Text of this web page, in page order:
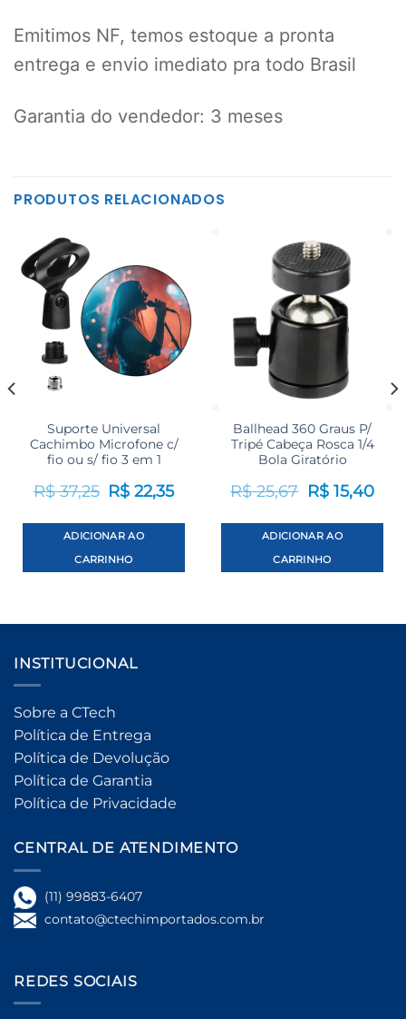
Emitimos NF, temos estoque a pronta
entrega e envio imediato pra todo Brasil
Garantia do vendedor: 3 meses
PRODUTOS RELACIONADOS
Suporte Universal
Cachimbo Microfone c/
fio ou s/ fio 3 em 1
R$37,25
O
preço
era:
R$ 37,25.
R$ 22,35O
preço
é:
ADICIONAR AO
CARRINHO
Ballhead 360 Graus P/
Tripé Cabeça Rosca 1/4
Bola Giratório
R$25,67
O
preço
era:
R$ 25,67.
R$15,40O
é:
ADICIONAR AO
CARRINHO
INSTITUCIONAL
Sobre a CTech
Política de Entrega
Política de Devolução
Política de Garantia
Política de Privacidade
CENTRAL DE ATENDIMENTO
(11) 99883-6407
contato@ctechimportados.com.br
REDES SOCIAIS